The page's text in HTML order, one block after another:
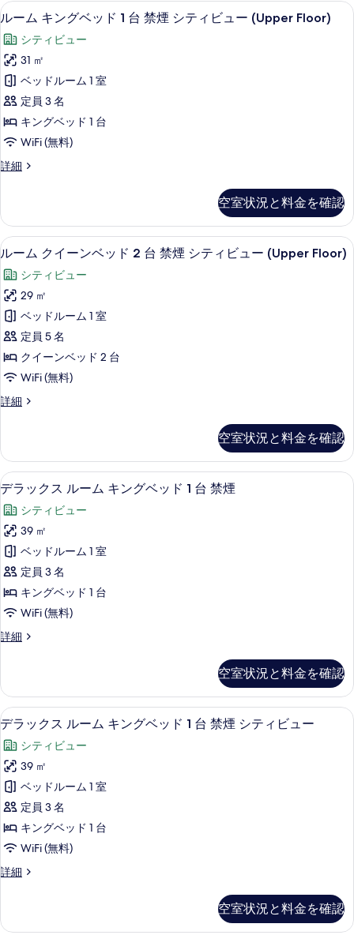
の
写
真
を
表
示
す
る
禁
煙
シ
テ
ィ
ビ
ュ
ー
べ
て
の
写
真
を
表
示
す
る
ン
ッ
ド
2
台
禁
煙
シ
テ
ィ
ビ
の
詳
細
ル
ー
ム
キ
ン
グ
ベ
ド
台
禁
煙
シ
テ
ィ
ビ
ュ
ー
(Upper
す
べ
て
の
写
真
を
表
示
す
ルーム キングベッド 1 台 禁煙 シテ
5
ルーム キングベッド 1 台 禁煙 シティビュー (Upper Floor)
シティビュー
31 ㎡
ベッドルーム 1 室
定員 3 名
キングベッド 1 台
WiFi (無料)
詳細
ル
ン
グ
ベ
ド
台
禁
煙
シ
テ
ィ
ビ
ュ
Floor)
の
詳
細
空室状況と料金を確認
ル
ー
ム
ク
イ
ー
ン
ッ
2
台
禁
煙
シ
テ
ィ
ビ
ュ
ー
の
す
べ
て
の
写
真
を
表
示
ルーム クイーンベッド 2 台 禁煙 シ
5
ルーム クイーンベッド 2 台 禁煙 シティビュー (Upper Floor)
シティビュー
29 ㎡
ベッドルーム 1 室
定員 5 名
クイーンベッド 2 台
WiFi (無料)
詳細
ル
イ
ー
ン
ッ
ド
2
台
禁
煙
シ
テ
ィ
ビ
(Upper
Floor)
の
詳
細
空室状況と料金を確認
デ
ラ
ッ
ク
ス
ル
ー
キ
グ
ベ
ッ
ド
1
台
禁
煙
の
す
の
デラックス ルーム キングベッド 1
5
デラックス ルーム キングベッド 1 台 禁煙
シティビュー
39 ㎡
ベッドルーム 1 室
定員 3 名
キングベッド 1 台
WiFi (無料)
詳細
デ
ス
ル
ー
キ
ン
グ
ベ
ッ
ド
台
禁
煙
細
空室状況と料金を確認
デ
ラ
ッ
ク
ス
ル
ー
キ
グ
5
デラックス ルーム キングベッド 1 台 禁煙 シティビュー
シティビュー
39 ㎡
ベッドルーム 1 室
定員 3 名
キングベッド 1 台
WiFi (無料)
詳細
デ
ス
空室状況と料金を確認